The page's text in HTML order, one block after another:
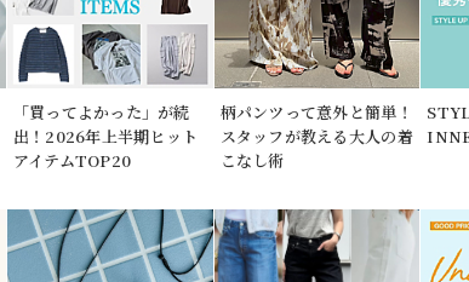
「買ってよかった」が続
出！2026年上半期ヒット
アイテムTOP20
柄パンツって意外と簡単！
スタッフが教える大人の着
こなし術